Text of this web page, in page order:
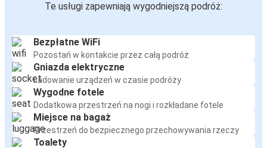
Te usługi zapewniają wygodniejszą podróż:
Bezpłatne WiFi
Pozostań w kontakcie przez całą podróż
Gniazda elektryczne
Ładowanie urządzeń w czasie podróży
Wygodne fotele
Dodatkowa przestrzeń na nogi i rozkładane fotele
Miejsce na bagaż
Przestrzeń do bezpiecznego przechowywania rzeczy
Toalety